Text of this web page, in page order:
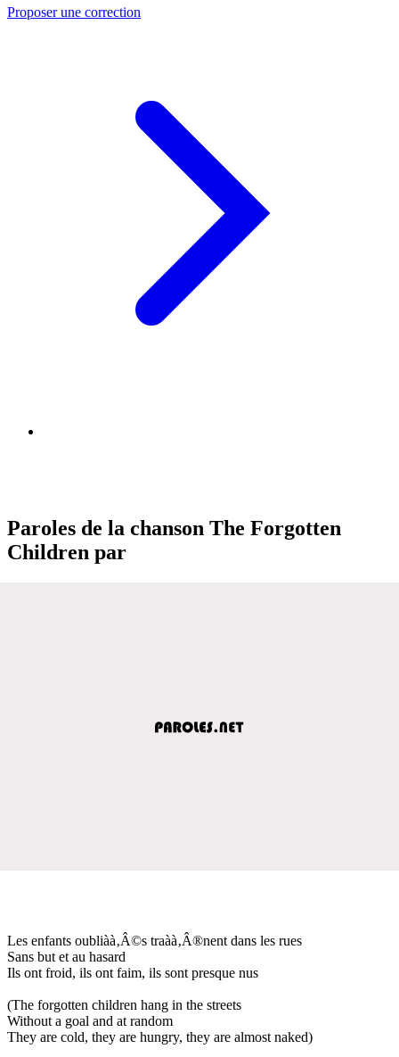
Proposer une correction
Paroles de la chanson The Forgotten
Children par
Les enfants oubliàà‚Â©s traàà‚Â®nent dans les rues
Sans but et au hasard
Ils ont froid, ils ont faim, ils sont presque nus
(The forgotten children hang in the streets
Without a goal and at random
They are cold, they are hungry, they are almost naked)